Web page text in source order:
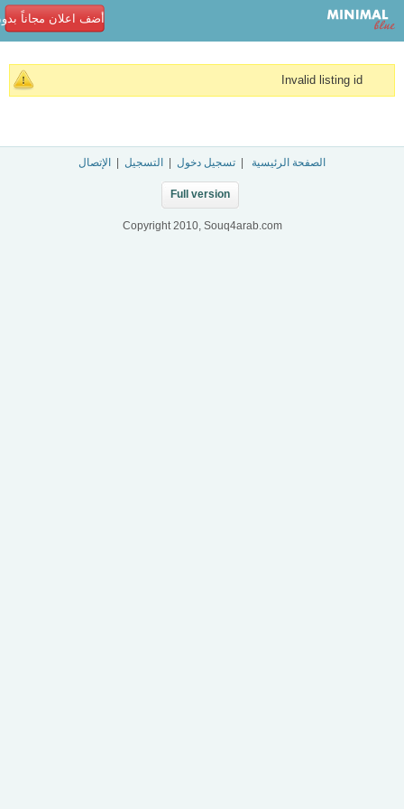
أضف اعلان مجاناً
Invalid listing id
الصفحة الرئيسية تسجيل دخول التسجيل الإتصال
Full version
Copyright 2010, Souq4arab.com